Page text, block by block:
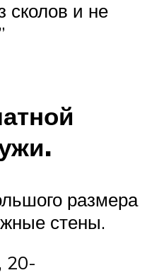
сколов и не
размера
стены.
20-